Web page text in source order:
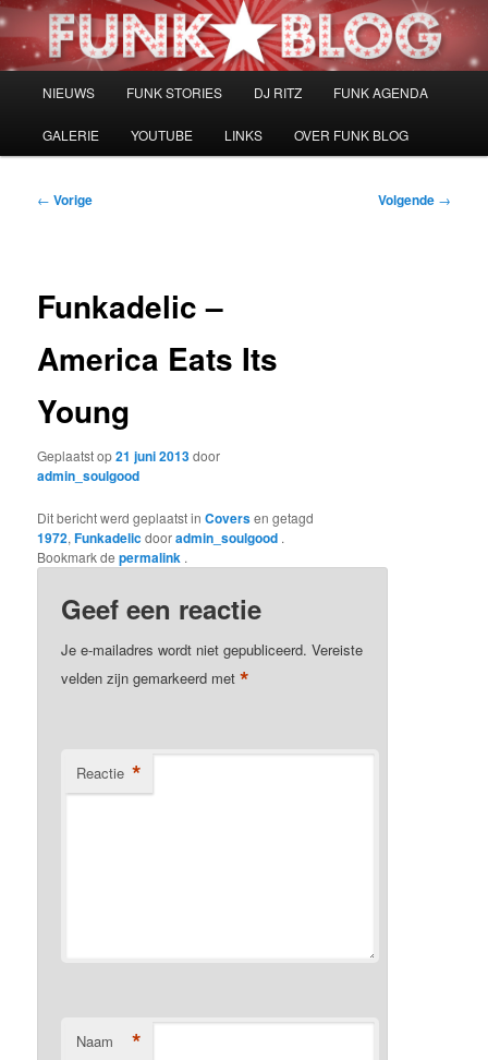
Spring
naar
NIEUWS FUNK STORIES DJ RITZ FUNK AGENDA
GALERIE YOUTUBE LINKS OVER FUNK BLOG
Bericht
← Vorige Volgende →
Funkadelic –
America Eats Its
Young
Geplaatst op21 juni 2013door
admin_soulgood
Dit bericht werd geplaatst inCoversen getagd
1972,Funkadelicdooradmin_soulgood .
Bookmark depermalink .
Geef een reactie
Je e-mailadres wordt niet gepubliceerd. Vereiste
velden zijn gemarkeerd met*
Reactie *
Naam *